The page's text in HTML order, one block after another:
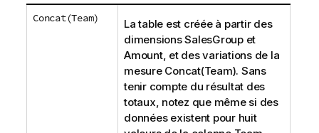
Concat(Team)
La table est créée à partir des
dimensionsSalesGroupet
Amount, et des variations de la
mesure Concat(Team). Sans
tenir compte du résultat des
totaux, notez que même si des
données existent pour huit